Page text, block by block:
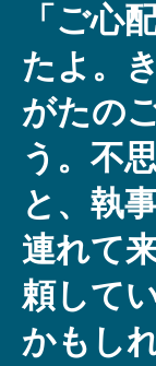
「ご心
たよ。
がたの
う。不
と、執
連れて
頼して
かもし